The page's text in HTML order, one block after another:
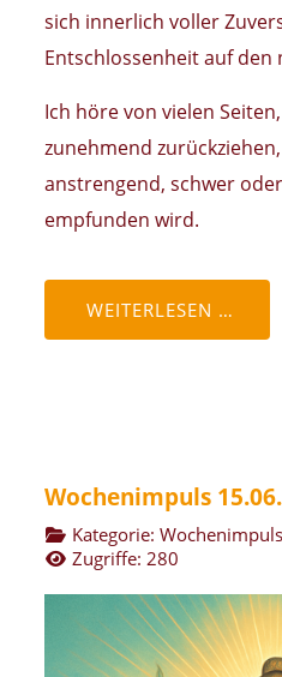
sich innerlich voller
Entschlossenheit auf den
Ich höre von vielen
zunehmend
anstrengend, schwer
empfunden wird.
WEITERLESEN …
Wochenimpuls
Kategorie:
Zugriffe: 280